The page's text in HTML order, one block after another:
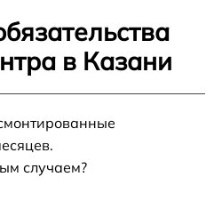
в Казани
случаем?